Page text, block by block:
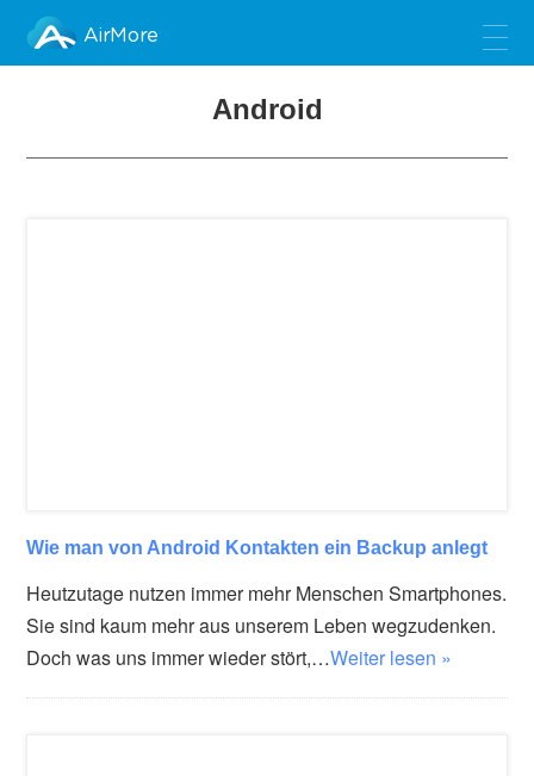
AirMore
Android
Wie man von Android Kontakten ein Backup anlegt
Heutzutage nutzen immer mehr Menschen Smartphones.
Sie sind kaum mehr aus unserem Leben wegzudenken.
Doch was uns immer wieder stört,…Weiter lesen »